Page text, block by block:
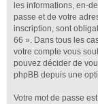
les informations, en-
passe et de votre
inscription, sont
66 ». Dans tous les
votre compte vous
pouvez décider de
phpBB depuis une
Votre mot de passe